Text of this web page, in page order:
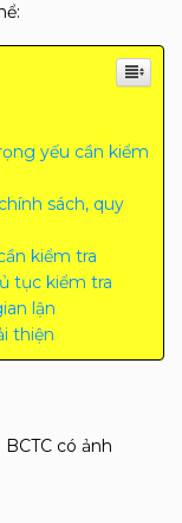
yếu cần kiểm
sách, quy
kiểm tra
tục kiểm tra
lận
thiện
có ảnh